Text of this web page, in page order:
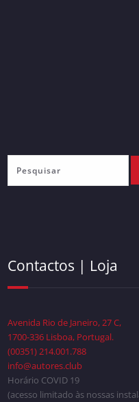
Contactos | Loja
Avenida Rio de Janeiro, 27 C,
1700-336 Lisboa, Portugal.
(00351) 214.001.788
info@autores.club
Horário COVID 19
(acesso limitado às nossas